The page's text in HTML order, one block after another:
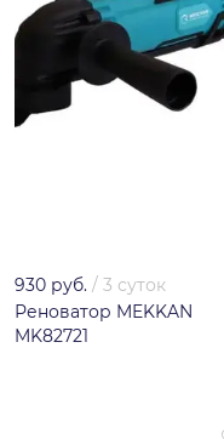
930 руб. / 3 суток
Реноватор MEKKAN
MK82721